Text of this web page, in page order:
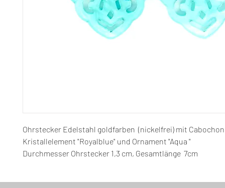
Ohrstecker Edelstahl goldfarben (nickelfrei) mit
Kristallelement "Royalblue" und Ornament "Aqua "
Durchmesser Ohrstecker 1,3 cm, Gesamtlänge 7cm